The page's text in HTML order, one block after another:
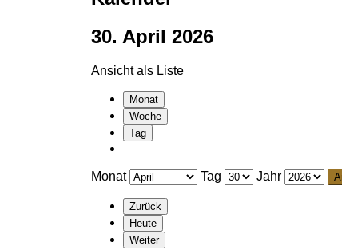
30. April 2026
Ansicht als Liste
Monat
Woche
Tag
Monat Tag Jahr
Zurück
Heute
Weiter